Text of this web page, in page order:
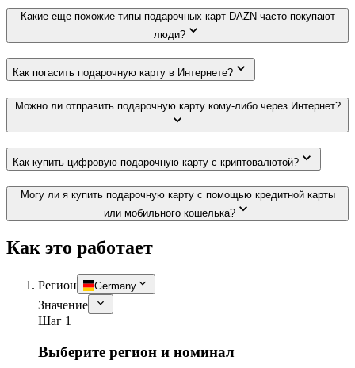
Какие еще похожие типы подарочных карт DAZN часто покупают
люди?
Как погасить подарочную карту в Интернете?
Можно ли отправить подарочную карту кому-либо через Интернет?
Как купить цифровую подарочную карту с криптовалютой?
Могу ли я купить подарочную карту с помощью кредитной карты
или мобильного кошелька?
Как это работает
Регион Germany
Значение
Шаг 1
Выберите регион и номинал